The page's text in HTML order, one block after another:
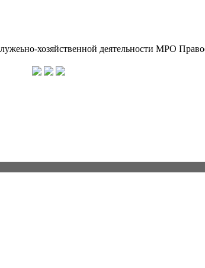
хозяйственной деятельности МРО